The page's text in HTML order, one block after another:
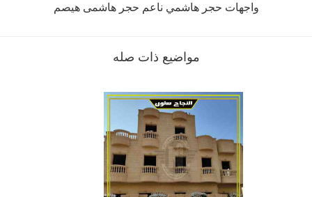
واجهات حجر هاشمي ناعم حجر هاشمى هيصم
مواضيع ذات صله